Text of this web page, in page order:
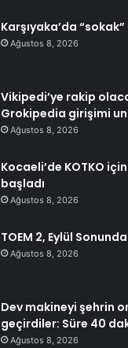
Karşıyaka’da
Ağustos 8, 2026
Vikipedi’ye rakip
Grokipedia girişimi
Ağustos 8, 2026
Kocaeli’de KOTKO
başladı
Ağustos 8, 2026
TOEM 2, Eylül
Ağustos 8, 2026
Dev makineyi şehrin
geçirdiler: Süre 40
Ağustos 8, 2026